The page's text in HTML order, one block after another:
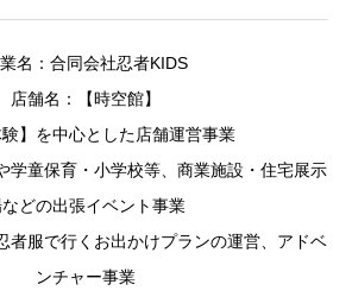
名：合同会社忍者KIDS
店舗名：【時空館】
験】を中心とした店舗運営事業
学童保育・小学校等、商業施設・住宅展示
どの出張イベント事業
者服で行くお出かけプランの運営、アドベ
ンチャー事業